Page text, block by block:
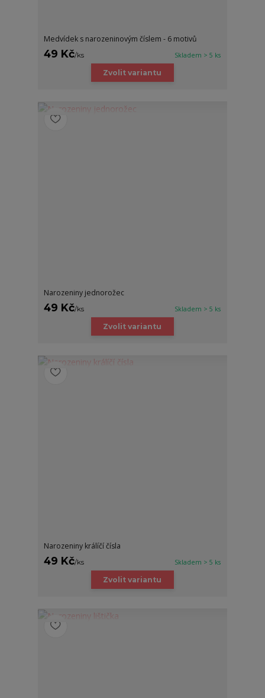
Medvídek s narozeninovým číslem - 6 motivů
49 Kč/ks Skladem > 5 ks
Zvolit variantu
Narozeniny jednorožec
49 Kč/ks Skladem > 5 ks
Zvolit variantu
Narozeniny králíčí čísla
49 Kč/ks Skladem > 5 ks
Zvolit variantu